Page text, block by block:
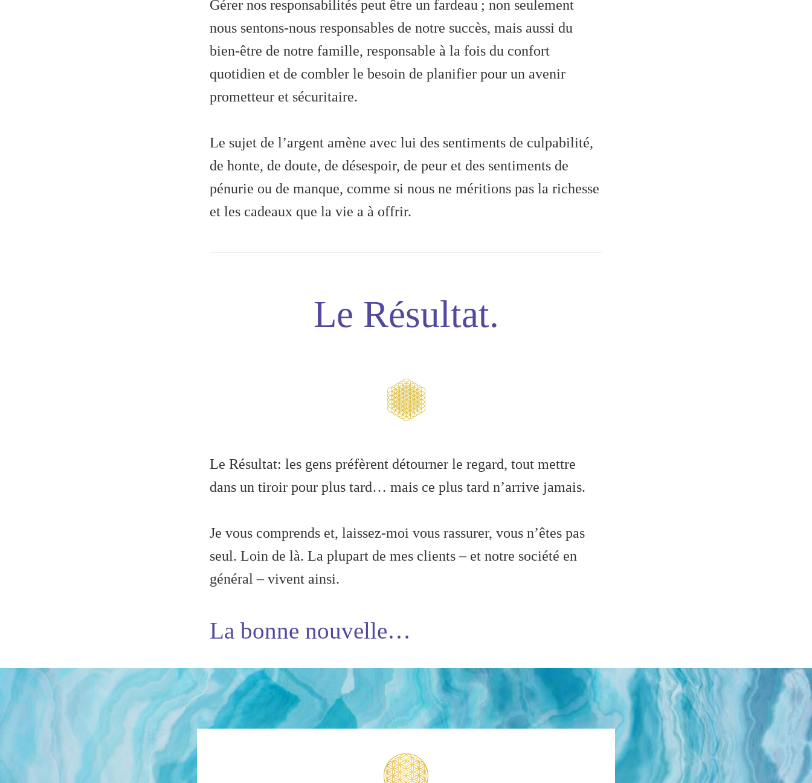
Gérer nos responsabilités peut être un fardeau ; non seulement
nous sentons-nous responsables de notre succès, mais aussi du
bien-être de notre famille, responsable à la fois du confort
quotidien et de combler le besoin de planifier pour un avenir
prometteur et sécuritaire.
Le sujet de l’argent amène avec lui des sentiments de culpabilité,
de honte, de doute, de désespoir, de peur et des sentiments de
pénurie ou de manque, comme si nous ne méritions pas la richesse
et les cadeaux que la vie a à offrir.
Le Résultat.
Le Résultat: les gens préfèrent détourner le regard, tout mettre
dans un tiroir pour plus tard… mais ce plus tard n’arrive jamais.
Je vous comprends et, laissez-moi vous rassurer, vous n’êtes pas
seul. Loin de là. La plupart de mes clients – et notre société en
général – vivent ainsi.
La bonne nouvelle…